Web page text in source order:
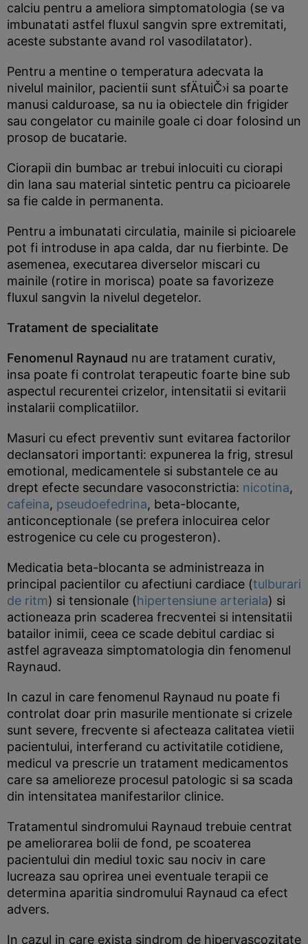
calciu pentru a ameliora simptomatologia (se va
imbunatati astfel fluxul sangvin spre extremitati,
aceste substante avand rol vasodilatator).
Pentru a mentine o temperatura adecvata la
nivelul mainilor, pacientii sunt sfÄtuiČ›i sa poarte
manusi calduroase, sa nu ia obiectele din frigider
sau congelator cu mainile goale ci doar folosind un
prosop de bucatarie.
Ciorapii din bumbac ar trebui inlocuiti cu ciorapi
din lana sau material sintetic pentru ca picioarele
sa fie calde in permanenta.
Pentru a imbunatati circulatia, mainile si picioarele
pot fi introduse in apa calda, dar nu fierbinte. De
asemenea, executarea diverselor miscari cu
mainile (rotire in morisca) poate sa favorizeze
fluxul sangvin la nivelul degetelor.
Tratament de specialitate
Fenomenul Raynaud nu are tratament curativ,
insa poate fi controlat terapeutic foarte bine sub
aspectul recurentei crizelor, intensitatii si evitarii
instalarii complicatiilor.
Masuri cu efect preventiv sunt evitarea factorilor
declansatori importanti: expunerea la frig, stresul
emotional, medicamentele si substantele ce au
drept efecte secundare vasoconstrictia: nicotina,
cafeina, pseudoefedrina, beta-blocante,
anticonceptionale (se prefera inlocuirea celor
estrogenice cu cele cu progesteron).
Medicatia beta-blocanta se administreaza in
principal pacientilor cu afectiuni cardiace (tulburari
de ritm) si tensionale (hipertensiune arteriala) si
actioneaza prin scaderea frecventei si intensitatii
batailor inimii, ceea ce scade debitul cardiac si
astfel agraveaza simptomatologia din fenomenul
Raynaud.
In cazul in care fenomenul Raynaud nu poate fi
controlat doar prin masurile mentionate si crizele
sunt severe, frecvente si afecteaza calitatea vietii
pacientului, interferand cu activitatile cotidiene,
medicul va prescrie un tratament medicamentos
care sa amelioreze procesul patologic si sa scada
din intensitatea manifestarilor clinice.
Tratamentul sindromului Raynaud trebuie centrat
pe ameliorarea bolii de fond, pe scoaterea
pacientului din mediul toxic sau nociv in care
lucreaza sau oprirea unei eventuale terapii ce
determina aparitia sindromului Raynaud ca efect
advers.
In cazul in care exista sindrom de hipervascozitate